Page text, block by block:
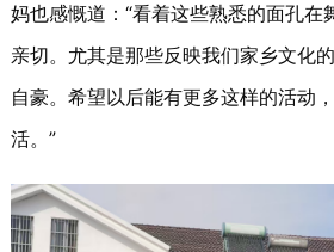
妈也感慨道：“看着这些熟悉的面孔在
亲切。尤其是那些反映我们家乡文化
自豪。希望以后能有更多这样的活动
活。”